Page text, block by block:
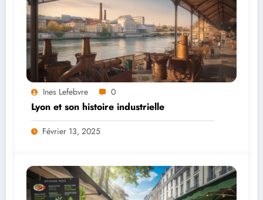
Ines Lefebvre 0
Lyon et son histoire industrielle
Février 13, 2025